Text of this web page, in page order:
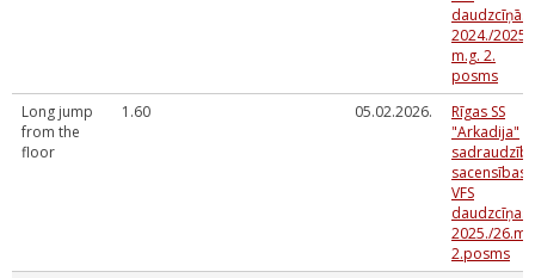
daudzcīņās
2024./2025.
m.g. 2.
posms
Long jump
from the
floor
1.60 05.02.2026.
Rīgas SS
"Arkadija"
sacensības
VFS
daudzcīņas
2025./
2.posms